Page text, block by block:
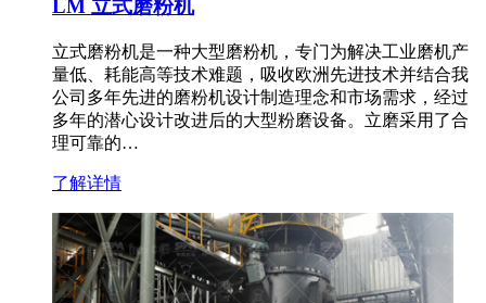
LM 立式磨粉机
立式磨粉机是一种大型磨粉机，专门为解决工业磨机产
量低、耗能高等技术难题，吸收欧洲先进技术并结合我
公司多年先进的磨粉机设计制造理念和市场需求，经过
多年的潜心设计改进后的大型粉磨设备。立磨采用了合
理可靠的…
了解详情